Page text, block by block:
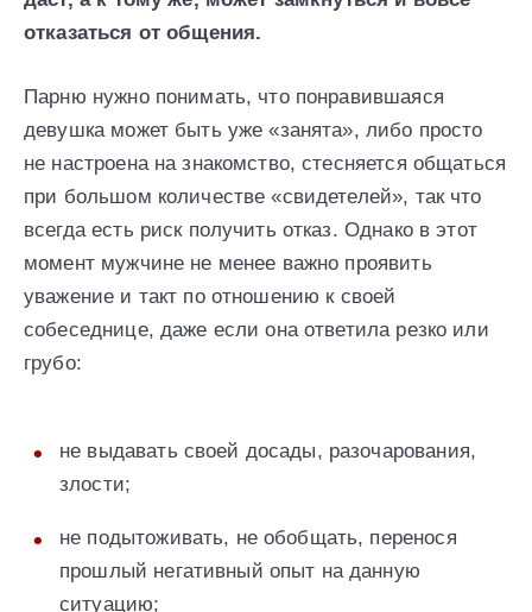
отказаться от общения.
Парню нужно понимать, что понравившаяся
девушка может быть уже «занята», либо просто
не настроена на знакомство, стесняется общаться
при большом количестве «свидетелей», так что
всегда есть риск получить отказ. Однако в этот
момент мужчине не менее важно проявить
уважение и такт по отношению к своей
собеседнице, даже если она ответила резко или
грубо:
не выдавать своей досады, разочарования,
злости;
не подытоживать, не обобщать, перенося
прошлый негативный опыт на данную
ситуацию;